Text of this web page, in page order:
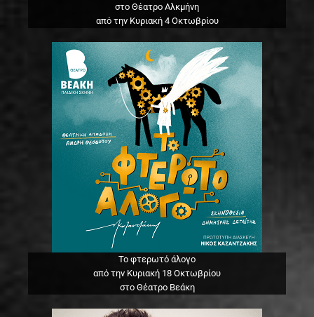
στο Θέατρο Αλκμήνη
από την Κυριακή 4 Οκτωβρίου
Το φτερωτό άλογο
από την Κυριακή 18 Οκτωβρίου
στο Θέατρο Βεάκη